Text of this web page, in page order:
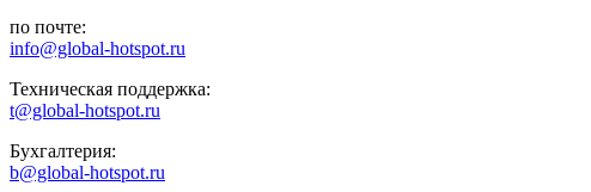
по почте:
info@global-hotspot.ru
Техническая поддержка:
t@global-hotspot.ru
Бухгалтерия:
b@global-hotspot.ru